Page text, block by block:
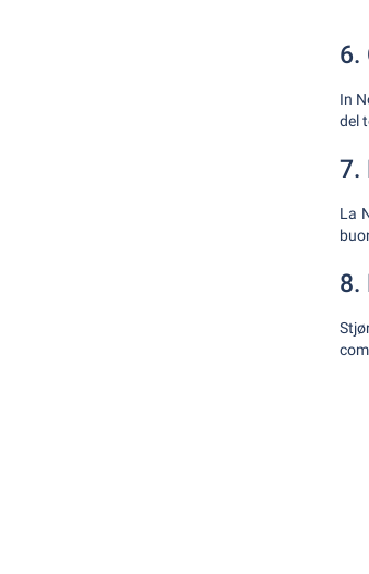
6.
In
del
7.
La
8.